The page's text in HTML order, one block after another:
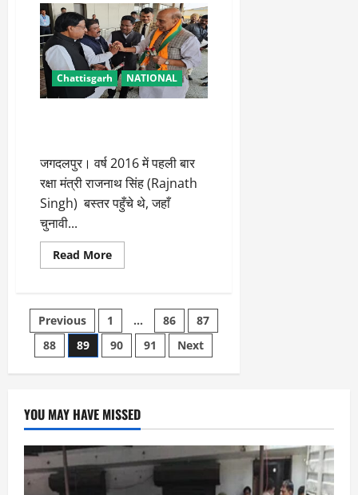
लोकसभा
चुनाव
देश
के
भविष्य
के
लिए
काफी
अहम:
Chattisgarh NATIONAL
जगदलपुर। वर्ष 2016 में पहली बार
रक्षा मंत्री राजनाथ सिंह (Rajnath
Singh) बस्तर पहुँचे थे, जहाँ
चुनावी...
Read MoreRead
more
राजनाथ
सिंह,
कार्यकर्ताओं
से
की
Posts
pagination
Previous 1 … 86
87
88
89 90 91 Next
YOU MAY HAVE MISSED